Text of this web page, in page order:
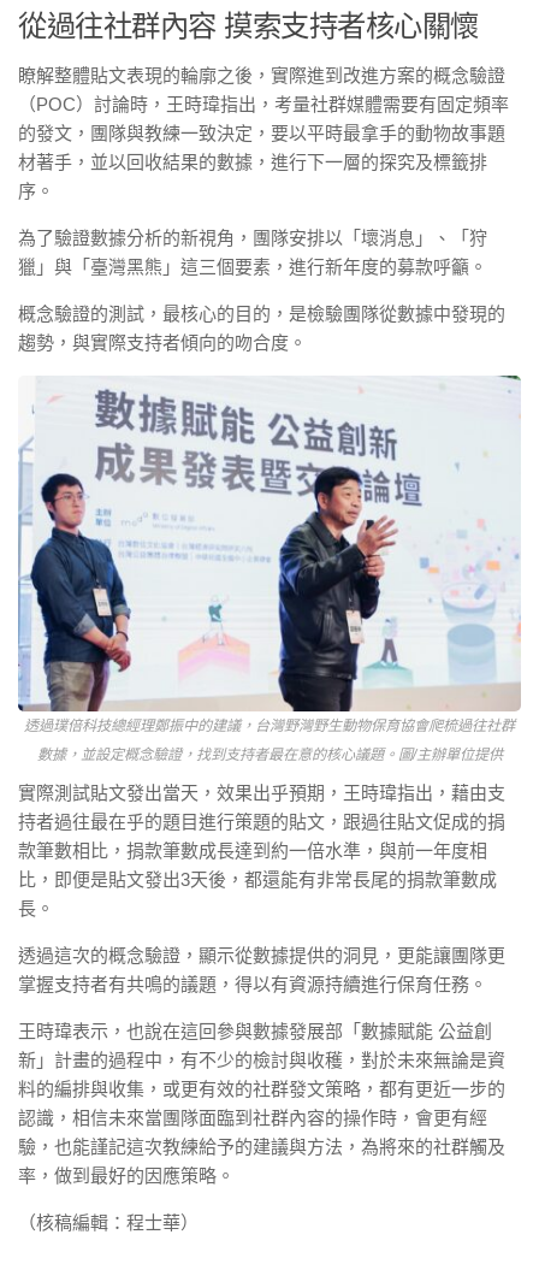
從過往社群內容 摸索支持者核心關懷
瞭解整體貼文表現的輪廓之後，實際進到改進方案的概念驗證
（POC）討論時，王時瑋指出，考量社群媒體需要有固定頻率
的發文，團隊與教練一致決定，要以平時最拿手的動物故事題
材著手，並以回收結果的數據，進行下一層的探究及標籤排
序。
為了驗證數據分析的新視角，團隊安排以「壞消息」、「狩
獵」與「臺灣黑熊」這三個要素，進行新年度的募款呼籲。
概念驗證的測試，最核心的目的，是檢驗團隊從數據中發現的
趨勢，與實際支持者傾向的吻合度。
透過璞倍科技總經理鄭振中的建議，台灣野灣野生動物保育協會爬梳過往社群
數據，並設定概念驗證，找到支持者最在意的核心議題。圖/主辦單位提供
實際測試貼文發出當天，效果出乎預期，王時瑋指出，藉由支
持者過往最在乎的題目進行策題的貼文，跟過往貼文促成的捐
款筆數相比，捐款筆數成長達到約一倍水準，與前一年度相
比，即便是貼文發出3天後，都還能有非常長尾的捐款筆數成
長。
透過這次的概念驗證，顯示從數據提供的洞見，更能讓團隊更
掌握支持者有共鳴的議題，得以有資源持續進行保育任務。
王時瑋表示，也說在這回參與數據發展部「數據賦能 公益創
新」計畫的過程中，有不少的檢討與收穫，對於未來無論是資
料的編排與收集，或更有效的社群發文策略，都有更近一步的
認識，相信未來當團隊面臨到社群內容的操作時，會更有經
驗，也能謹記這次教練給予的建議與方法，為將來的社群觸及
率，做到最好的因應策略。
（核稿編輯：程士華）